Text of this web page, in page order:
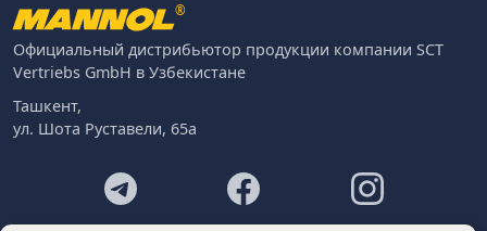
®
Официальный дистрибьютор продукции компании SCT
Vertriebs GmbH в Узбекистане
Ташкент,
ул. Шота Руставели, 65а